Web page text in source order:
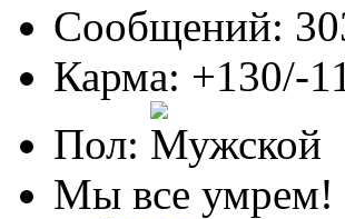
Сообщений:
Карма: +130/-
Пол:
Мы все умрем!